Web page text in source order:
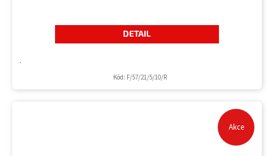
DETAIL
.
Kód: F/57/21/5/10/R
Akce